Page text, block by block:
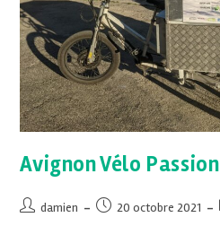
Avignon Vélo Passion
damien 20 octobre 2021